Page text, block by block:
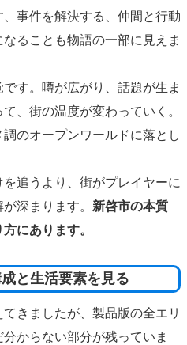
事件を解決する、仲間と行動
ることも物語の一部に見えま
す。噂が広がり、話題が生ま
、街の温度が変わっていく。
のオープンワールドに落とし
追うより、街がプレイヤーに
深まります。 新啓市の本質
にあります。
と生活要素を見る
きましたが、製品版の全エリ
からない部分が残っていま